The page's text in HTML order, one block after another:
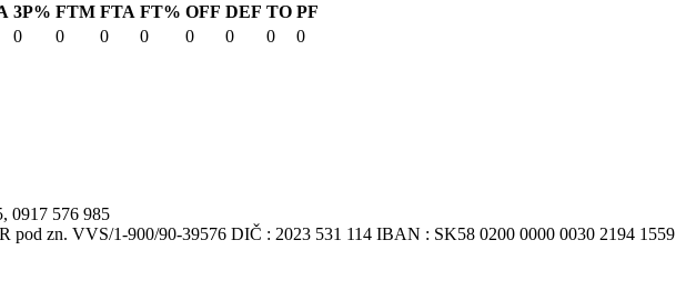
3P% FTM FTA FT% OFF DEF TO PF
0 0 0 0 0 0 0 0
0917 576 985
pod zn. VVS/1-900/90-39576 DIČ : 2023 531 114 IBAN : SK58 0200 0000 0030 2194 1559